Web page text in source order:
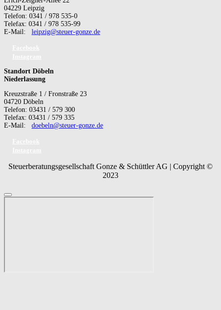
04229 Leipzig
Telefon: 0341 / 978 535-0
Telefax: 0341 / 978 535-99
E-Mail: leipzig@steuer-gonze.de
Standort Döbeln
Niederlassung
Kreuzstraße 1 / Fronstraße 23
04720 Döbeln
Telefon: 03431 / 579 300
Telefax: 03431 / 579 335
E-Mail: doebeln@steuer-gonze.de
Steuerberatungsgesellschaft Gonze & Schüttler AG | Copyright ©
2023